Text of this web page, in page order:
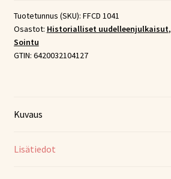
56)
(CD)
määrä
Tuotetunnus (SKU): FFCD 1041
Osastot: Historialliset uudelleenjulkaisut,
Sointu
GTIN: 6420032104127
Kuvaus
Lisätiedot